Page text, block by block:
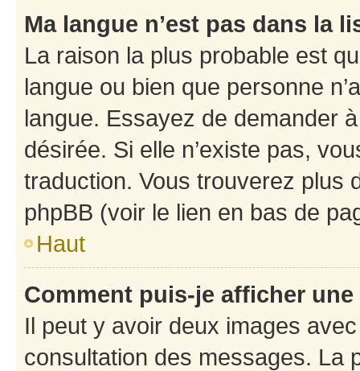
Ma langue n’est pas dans la
La raison la plus probable est
langue ou bien que personne
langue. Essayez de demander
désirée. Si elle n’existe pas,
traduction. Vous trouverez plus
phpBB (voir le lien en bas de
Haut
Comment puis-je afficher
Il peut y avoir deux images
consultation des messages. La